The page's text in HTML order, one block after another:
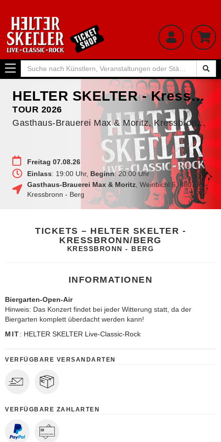
Toggle
navigation
HELTER SKELTER - Kressbronn/Berg
TOUR 2026
Gasthaus-Brauerei Max & Moritz, Kressbronn - Berg
Freitag 07.08.26
Einlass: 19:00 Uhr, Beginn: 20:00 Uhr
Gasthaus-Brauerei Max & Moritz Weinbichl 6,88079
Kressbronn - Berg
TICKETS – HELTER SKELTER -
KRESSBRONN/BERG
KRESSBRONN - BERG
INFORMATIONEN
Biergarten-Open-Air
Hinweis: Das Konzert findet bei jeder Witterung statt, da der
Biergarten komplett überdacht werden kann!
MIT: HELTER SKELTER Live-Classic-Rock
VERFÜGBARE VERSANDARTEN
VERFÜGBARE ZAHLARTEN